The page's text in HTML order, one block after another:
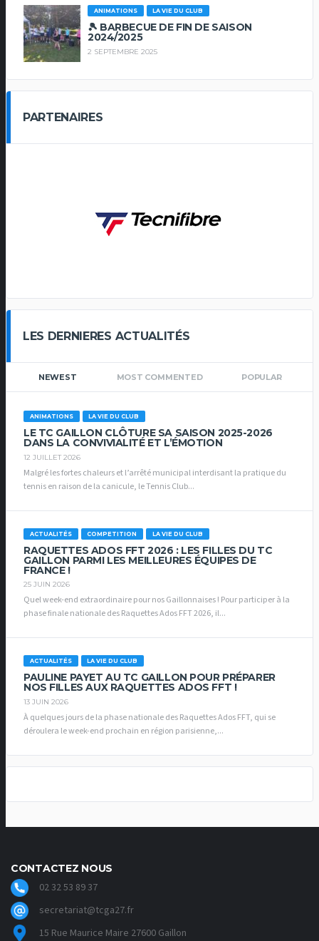
ANIMATIONS LA VIE DU CLUB
🎾 BARBECUE DE FIN DE SAISON
2024/2025
2 SEPTEMBRE 2025
PARTENAIRES
LES DERNIERES ACTUALITÉS
NEWEST MOST COMMENTED POPULAR
ANIMATIONS LA VIE DU CLUB
LE TC GAILLON CLÔTURE SA SAISON 2025-2026
DANS LA CONVIVIALITÉ ET L’ÉMOTION
12 JUILLET 2026
Malgré les fortes chaleurs et l’arrêté municipal interdisant la pratique du
tennis en raison de la canicule, le Tennis Club...
ACTUALITÉS COMPETITION LA VIE DU CLUB
RAQUETTES ADOS FFT 2026 : LES FILLES DU TC
GAILLON PARMI LES MEILLEURES ÉQUIPES DE
FRANCE !
25 JUIN 2026
Quel week-end extraordinaire pour nos Gaillonnaises ! Pour participer à la
phase finale nationale des Raquettes Ados FFT 2026, il...
ACTUALITÉS LA VIE DU CLUB
PAULINE PAYET AU TC GAILLON POUR PRÉPARER
NOS FILLES AUX RAQUETTES ADOS FFT !
13 JUIN 2026
À quelques jours de la phase nationale des Raquettes Ados FFT, qui se
déroulera le week-end prochain en région parisienne,...
CONTACTEZ NOUS
02 32 53 89 37
secretariat@tcga27.fr
15 Rue Maurice Maire 27600 Gaillon